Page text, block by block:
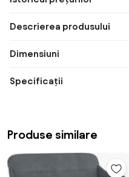
Descrierea produsului
Dimensiuni
Specificații
Produse similare